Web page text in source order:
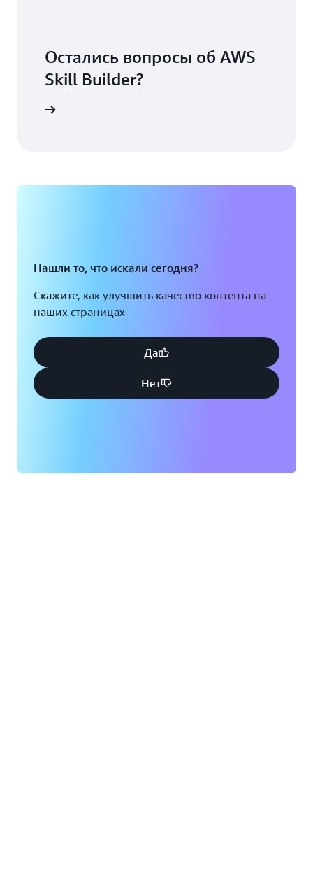
Остались вопросы об AWS
Skill Builder?
Нашли то, что искали сегодня?
Скажите, как улучшить качество контента на
наших страницах
Да
Нет